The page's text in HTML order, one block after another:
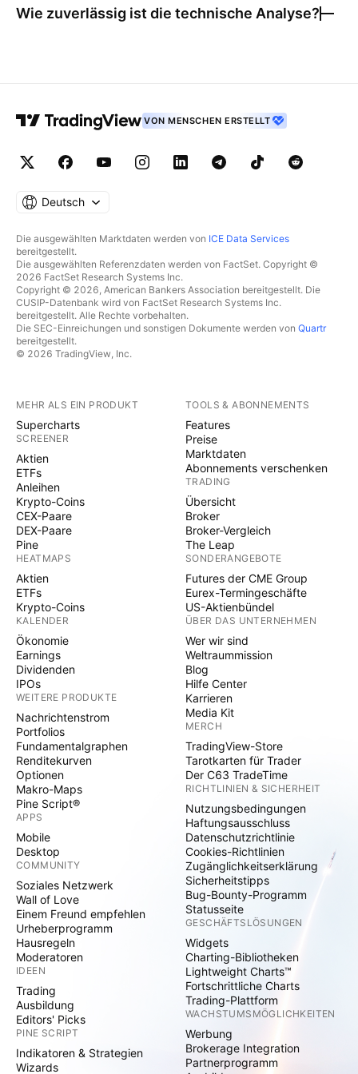
Wie zuverlässig ist die technische Analyse?
VON MENSCHEN ERSTELLT
Deutsch
Die ausgewählten Marktdaten werden von ICE Data Services
bereitgestellt.
Die ausgewählten Referenzdaten werden von FactSet. Copyright ©
2026 FactSet Research Systems Inc.
Copyright © 2026, American Bankers Association bereitgestellt. Die
CUSIP-Datenbank wird von FactSet Research Systems Inc.
bereitgestellt. Alle Rechte vorbehalten.
Die SEC-Einreichungen und sonstigen Dokumente werden von Quartr
bereitgestellt.
© 2026 TradingView, Inc.
MEHR ALS EIN PRODUKT
Supercharts
SCREENER
Aktien
ETFs
Anleihen
Krypto-Coins
CEX-Paare
DEX-Paare
Pine
HEATMAPS
Aktien
ETFs
Krypto-Coins
KALENDER
Ökonomie
Earnings
Dividenden
IPOs
WEITERE PRODUKTE
Nachrichtenstrom
Portfolios
Fundamentalgraphen
Renditekurven
Optionen
Makro-Maps
Pine Script®
APPS
Mobile
Desktop
COMMUNITY
Soziales Netzwerk
Wall of Love
Einem Freund empfehlen
Urheberprogramm
Hausregeln
Moderatoren
IDEEN
Trading
Ausbildung
Editors' Picks
PINE SCRIPT
Indikatoren & Strategien
Wizards
TOOLS & ABONNEMENTS
Features
Preise
Marktdaten
Abonnements verschenken
TRADING
Übersicht
Broker
Broker-Vergleich
The Leap
SONDERANGEBOTE
Futures der CME Group
Eurex-Termingeschäfte
US-Aktienbündel
ÜBER DAS UNTERNEHMEN
Wer wir sind
Weltraummission
Blog
Hilfe Center
Karrieren
Media Kit
MERCH
TradingView-Store
Tarotkarten für Trader
Der C63 TradeTime
RICHTLINIEN & SICHERHEIT
Nutzungsbedingungen
Haftungsausschluss
Datenschutzrichtlinie
Cookies-Richtlinien
Zugänglichkeitserklärung
Sicherheitstipps
Bug-Bounty-Programm
Statusseite
GESCHÄFTSLÖSUNGEN
Widgets
Charting-Bibliotheken
Lightweight Charts™
Fortschrittliche Charts
Trading-Plattform
WACHSTUMSMÖGLICHKEITEN
Werbung
Brokerage Integration
Partnerprogramm